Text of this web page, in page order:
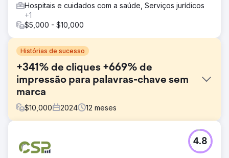
Hospitais e cuidados com a saúde, Serviços jurídicos
+1
$5,000 - $10,000
Histórias de sucesso
+341% de cliques +669% de
impressão para palavras-chave sem
marca
$10,000 2024 12 meses
A Kompozit Pazari buscava aumentar o tráfego e as
vendas, mas não possuía os fundamentos de SEO. Uma
4.8